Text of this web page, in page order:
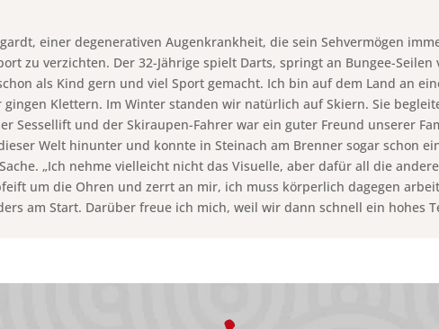
einer degenerativen Augenkrankheit, die sein Sehvermögen
zu verzichten. Der 32-Jährige spielt Darts, springt an Bungee-
als Kind gern und viel Sport gemacht. Ich bin auf dem Land an
Klettern. Im Winter standen wir natürlich auf Skiern. Sie
Sessellift und der Skiraupen-Fahrer war ein guter Freund unserer
Welt hinunter und konnte in Steinach am Brenner sogar schon
„Ich nehme vielleicht nicht das Visuelle, aber dafür all die
um die Ohren und zerrt an mir, ich muss körperlich dagegen
am Start. Darüber freue ich mich, weil wir dann schnell ein hohes